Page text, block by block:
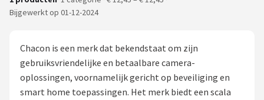
Beveiligingscamera's
Camera Deurbellen
Bijgewerkt op 01-12-2024
Chacon is een merk dat bekendstaat om zijn
gebruiksvriendelijke en betaalbare camera-
oplossingen, voornamelijk gericht op beveiliging en
smart home toepassingen. Het merk biedt een scala